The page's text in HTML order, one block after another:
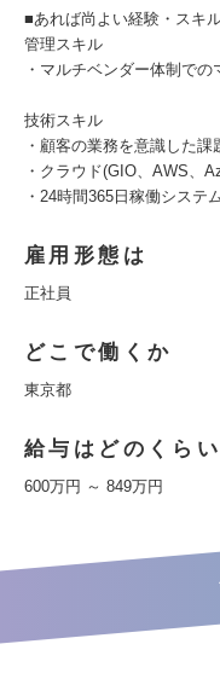
■あれば尚よい経験・スキ
管理スキル
・マルチベンダー体制で
技術スキル
・顧客の業務を意識した課
・クラウド(GIO、AWS、
・24時間365日稼働システ
雇用形態は
正社員
どこで働くか
東京都
給与はどのくら
600万円 ～ 849万円